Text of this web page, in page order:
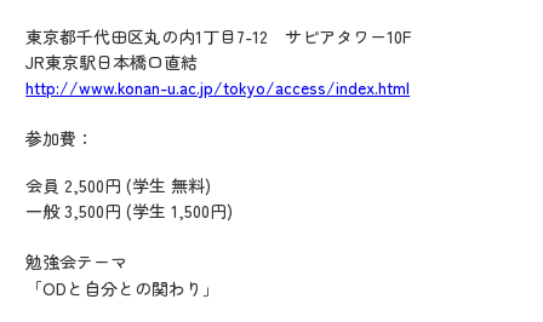
東京都千代田区丸の内1丁目7-12 サピアタワー10F
JR東京駅日本橋口直結
http://www.konan-u.ac.jp/tokyo/access/index.html
参加費：
会員 2,500円 (学生 無料)
一般 3,500円 (学生 1,500円)
勉強会テーマ
「ODと自分との関わり」